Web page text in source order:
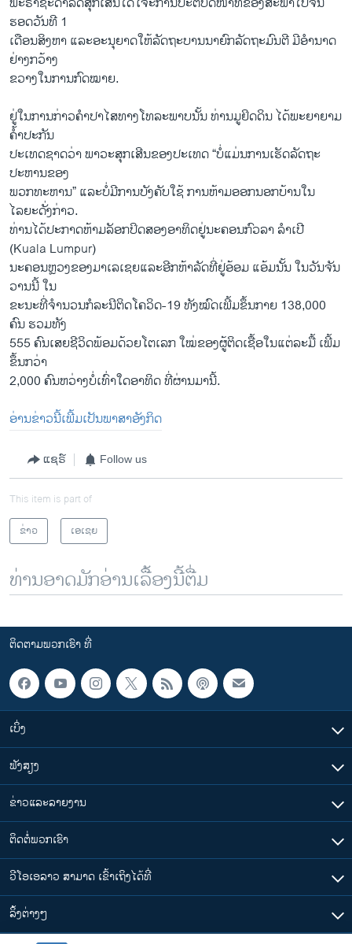
ຮອດວັນທີ 1
ເດືອນສິງຫາ ແລະອະນຸຍາດໃຫ້ລັດຖະບານນາຍົກລັດຖະມົນຕີ ມີອຳນາດ
ຢ່າງກວ້າງ
ຂວາງໃນການກົດໝາຍ.
ຢູ່ໃນການກ່າວຄຳປາໄສທາງໂທລະພາບນັ້ນ ທ່ານມູຢິດດິນ ໄດ້ພະຍາຍາມ
ຄໍ້າປະກັນ
ປະເທດຊາດວ່າ ພາວະສຸກເສີນຂອງປະເທດ “ບໍ່ແມ່ນການເຮັດລັດຖະ
ປະຫານຂອງ
ພວກທະຫານ” ແລະບໍ່ມີການບັງຄັບໃຊ້ ການຫ້າມອອກນອກບ້ານໃນ
ໄລຍະດັ່ງກ່າວ.
ທ່ານໄດ້ປະກາດຫ້າມລັອກປິດສອງອາທິດຢູ່ນະຄອນກົວລາ ລຳເປີ
(Kuala Lumpur)
ນະຄອນຫຼວງຂອງມາເລເຊຍແລະອີກຫ້າລັດທີ່ຢູ່ອ້ອມ ແອ້ມນັ້ນ ໃນວັນຈັນ
ວານນີ້ ໃນ
ຂະນະທີ່ຈຳນວນກໍລະນີຕິດໂຄວິດ-19 ທັງໝົດເພີ້ມຂຶ້ນກາຍ 138,000
ຄົນ ຮວມທັງ
555 ຄົນເສຍຊີວິດພ້ອມດ້ວຍໂຕເລກ ໃໝ່ຂອງຜູ້ຕິດເຊື້ອໃນແຕ່ລະມື້ ເພີ້ມ
ຂຶ້ນກວ່າ
2,000 ຄົນຫວ່າງບໍ່ເທົ່າໃດອາທິດ ທີ່ຜ່ານມານີ້.
ອ່ານຂ່າວນີ້ເພີ້ມເປັນພາສາອັງກິດ
ແຊຣ໌ Follow us
This item is part of
ຂ່າວ
ເອເຊຍ
ທ່ານອາດມັກອ່ານເລື້ອງນີ້ຕື່ມ
ຕິດຕາມພວກເຮົາ ທີ່
ເບິ່ງ
ຟັງສຽງ
ຂ່າວແລະລາຍງານ
ຕິດຕໍ່ພວກເຮົາ
ວີໂອເອລາວ ສາມາດ ເຂົ້າເຖິງໄດ້ທີ່
​ລິ້ງ​ຕ່າງໆ